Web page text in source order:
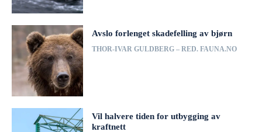
Avslo forlenget skadefelling av bjørn
THOR-IVAR GULDBERG – RED. FAUNA.NO
Vil halvere tiden for utbygging av
kraftnett